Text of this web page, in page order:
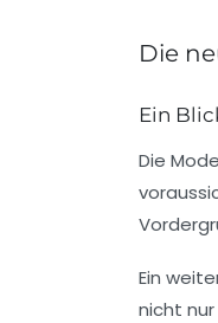
Die
Ein
Die
Ein
nicht